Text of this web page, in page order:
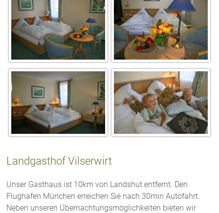
Landgasthof Vilserwirt
Unser Gasthaus ist 10km von Landshut entfernt. Den
Flughafen München erreichen Sie nach 30min Autofahrt.
Neben unseren Übernachtungsmöglichkeiten bieten wir